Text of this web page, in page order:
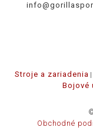
Stroje a zariadenia
Bojové
Obchodné